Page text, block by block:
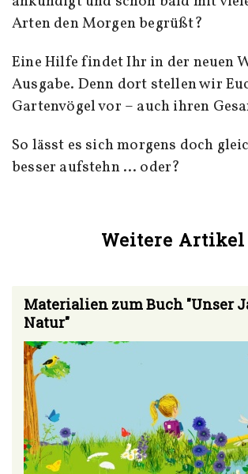
Arten den Morgen begrüßt?
Eine Hilfe findet Ihr in der neuen
Ausgabe. Denn dort stellen wir
Gartenvögel vor – auch ihren
So lässt es sich morgens doch
besser aufstehn … oder?
Weitere Artikel
Materialien zum Buch "Unser
Natur"